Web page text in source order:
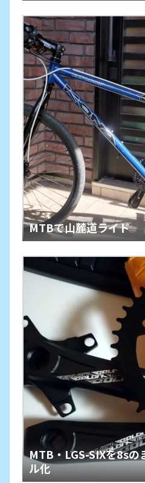
MTBで山麓道ライド
MTB・LGS-SIXを8sの
ル化